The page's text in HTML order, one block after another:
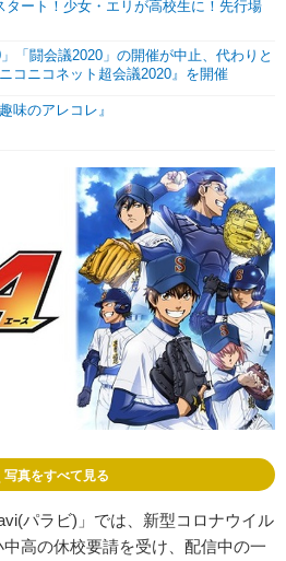
タート！少女・エリが高校生に！先行場
「闘会議2020」の開催が中止、代わりと
コニコネット超会議2020』を開催
味のアレコレ』
写真をすべて見る
パラビ)」では、新型コロナウイル
⾼の休校要請を受け、配信中の⼀